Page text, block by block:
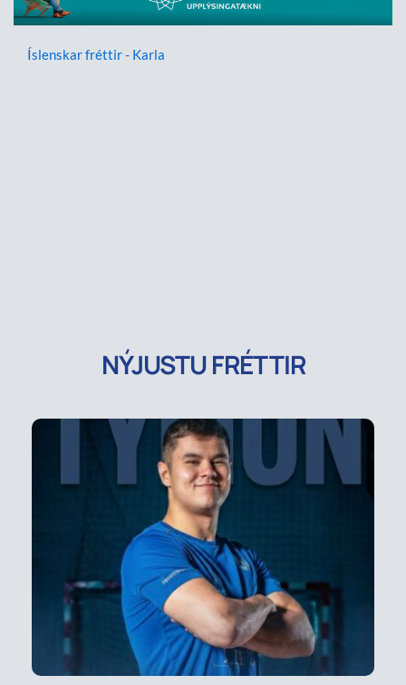
Íslenskar fréttir - Karla
NÝJUSTU FRÉTTIR